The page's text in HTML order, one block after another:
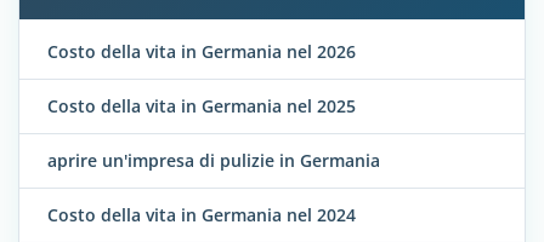
Costo della vita in Germania nel 2026
Costo della vita in Germania nel 2025
aprire un'impresa di pulizie in Germania
Costo della vita in Germania nel 2024